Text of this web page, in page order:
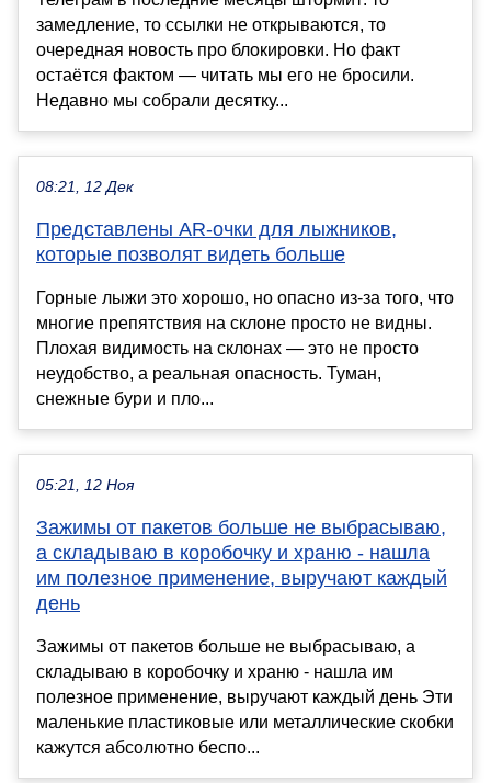
замедление, то ссылки не открываются, то
очередная новость про блокировки. Но факт
остаётся фактом — читать мы его не бросили.
Недавно мы собрали десятку...
08:21, 12 Дек
Представлены AR-очки для лыжников,
которые позволят видеть больше
Горные лыжи это хорошо, но опасно из-за того, что
многие препятствия на склоне просто не видны.
Плохая видимость на склонах — это не просто
неудобство, а реальная опасность. Туман,
снежные бури и пло...
05:21, 12 Ноя
Зажимы от пакетов больше не выбрасываю,
а складываю в коробочку и храню - нашла
им полезное применение, выручают каждый
день
Зажимы от пакетов больше не выбрасываю, а
складываю в коробочку и храню - нашла им
полезное применение, выручают каждый день Эти
маленькие пластиковые или металлические скобки
кажутся абсолютно беспо...